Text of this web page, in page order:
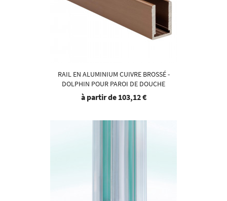
RAIL EN ALUMINIUM CUIVRE BROSSÉ -
DOLPHIN POUR PAROI DE DOUCHE
à partir de 103,12 €